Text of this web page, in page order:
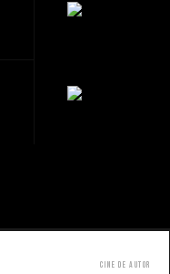
Cine de autor